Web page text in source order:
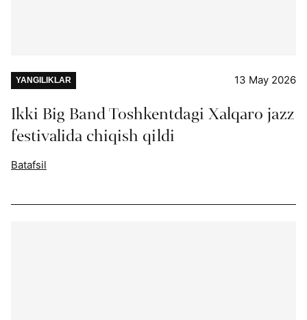
YANGILIKLAR 13 May 2026
Ikki Big Band Toshkentdagi Xalqaro jazz
festivalida chiqish qildi
Batafsil